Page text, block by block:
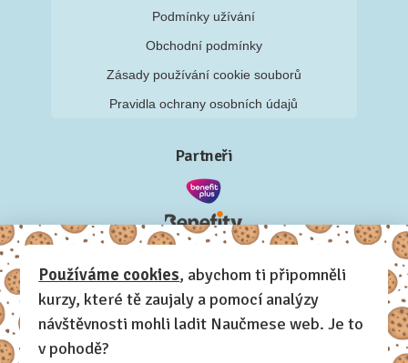
Podmínky užívání
Obchodní podmínky
Zásady používání cookie souborů
Pravidla ochrany osobních údajů
Partneři
Používáme cookies, abychom ti připomněli
kurzy, které tě zaujaly a pomocí analýzy
návštěvnosti mohli ladit Naučmese web. Je to
v pohodě?